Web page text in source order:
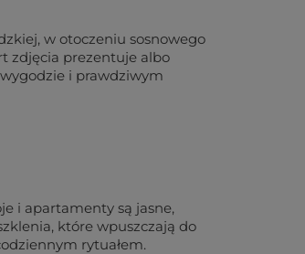
w otoczeniu sosnowego
zdjęcia prezentuje albo
i prawdziwym
i apartamenty są jasne,
które wpuszczają do
rytuałem.